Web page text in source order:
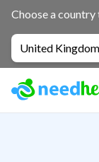
Choose a
United